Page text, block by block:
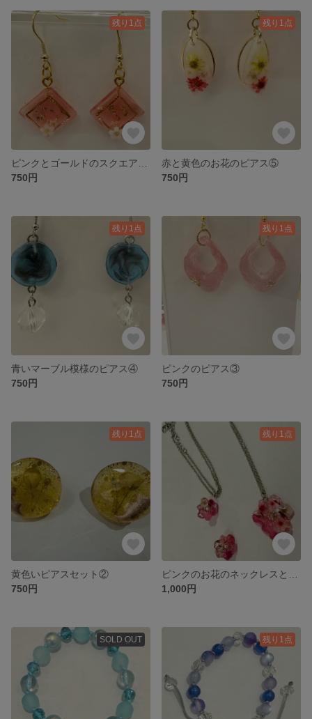
残り1点
750円
残り1点
赤と黄色のお花のピアス⑤
750円
残り1点
青いマーブル模様のピアス④
750円
残り1点
ピンクのピアス③
750円
残り1点
黄色いピアスセット②
750円
残り1点
1,000円
SOLD OUT 残り1点